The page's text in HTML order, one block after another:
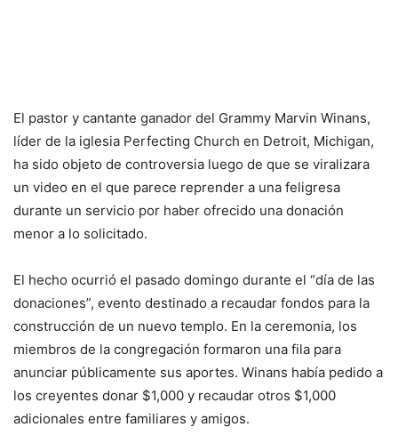
El pastor y cantante ganador del Grammy Marvin Winans,
líder de la iglesia Perfecting Church en Detroit, Michigan,
ha sido objeto de controversia luego de que se viralizara
un video en el que parece reprender a una feligresa
durante un servicio por haber ofrecido una donación
menor a lo solicitado.
El hecho ocurrió el pasado domingo durante el “día de las
donaciones”, evento destinado a recaudar fondos para la
construcción de un nuevo templo. En la ceremonia, los
miembros de la congregación formaron una fila para
anunciar públicamente sus aportes. Winans había pedido a
los creyentes donar $1,000 y recaudar otros $1,000
adicionales entre familiares y amigos.